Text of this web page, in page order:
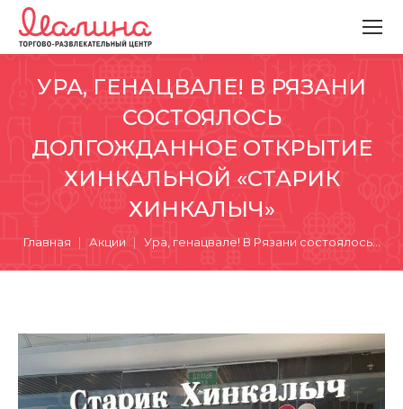
УРА, ГЕНАЦВАЛЕ! В РЯЗАНИ
СОСТОЯЛОСЬ
ДОЛГОЖДАННОЕ ОТКРЫТИЕ
ХИНКАЛЬНОЙ «СТАРИК
ХИНКАЛЫЧ»
Вы здесь:
Главная Акции Ура, генацвале! В Рязани состоялось…